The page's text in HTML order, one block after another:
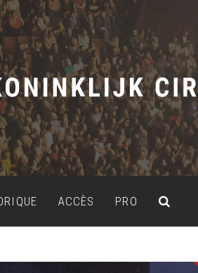
ACCÈS PRO